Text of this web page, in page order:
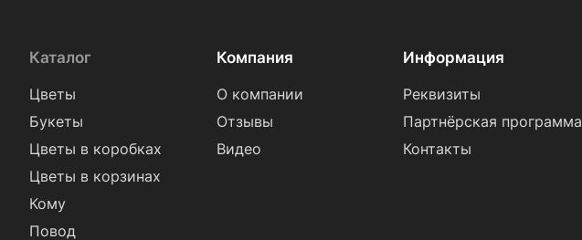
Каталог
Цветы
Букеты
Цветы в коробках
Цветы в корзинах
Кому
Повод
Компания
О компании
Отзывы
Видео
Информация
Реквизиты
Партнёрская программа
Контакты